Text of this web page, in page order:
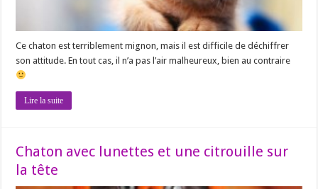
Ce chaton est terriblement mignon, mais il est difficile de déchiffrer
son attitude. En tout cas, il n’a pas l’air malheureux, bien au contraire
Lire la suite
Chaton avec lunettes et une citrouille sur
la tête